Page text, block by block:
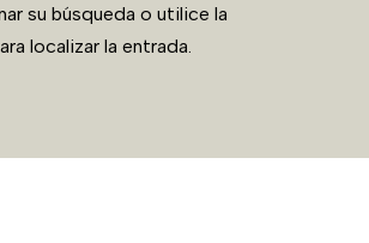
su búsqueda o utilice la
localizar la entrada.